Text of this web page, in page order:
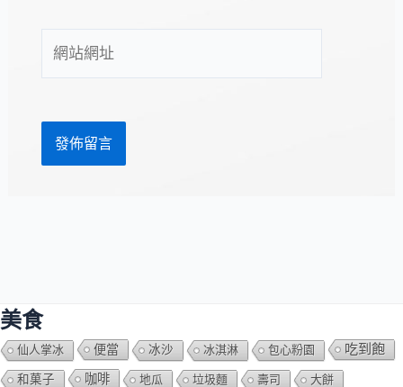
地
站
美食
仙人掌冰 便當 冰沙 冰淇淋 包心粉園 吃到飽
和菓子 咖啡 地瓜 垃圾麵 壽司 大餅